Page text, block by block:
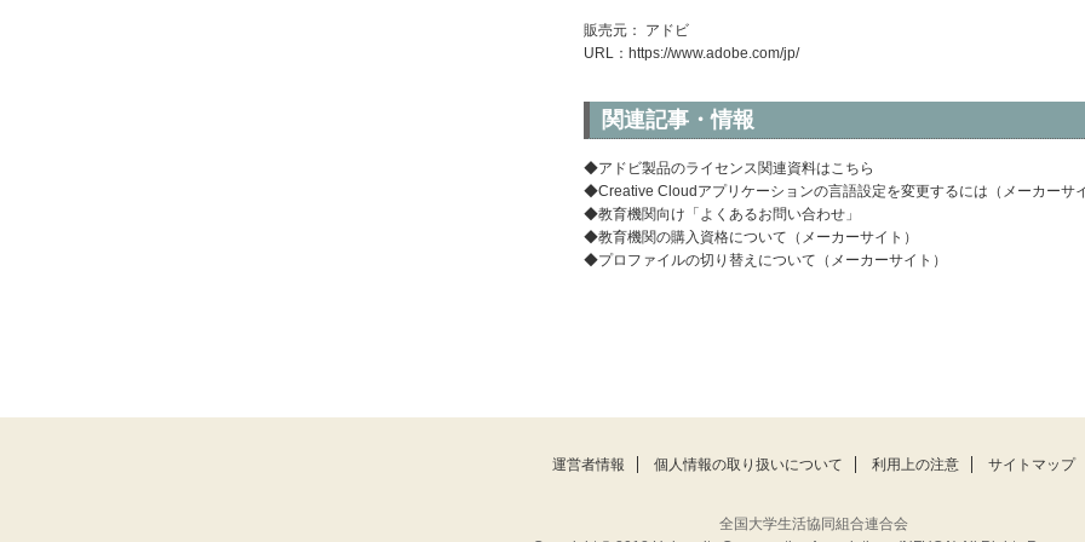
販売元： アドビ
URL： https://www.adobe.com/jp/
関連記事・情報
◆アドビ製品のライセンス関連資料はこちら
◆Creative Cloudアプリケーションの言語設定を変更するには（メーカーサ
◆教育機関向け「よくあるお問い合わせ」
◆教育機関の購入資格について（メーカーサイト）
◆プロファイルの切り替えについて（メーカーサイト）
運営者情報 個人情報の取り扱いについて 利用上の注意 サイトマップ
全国大学生活協同組合連合会